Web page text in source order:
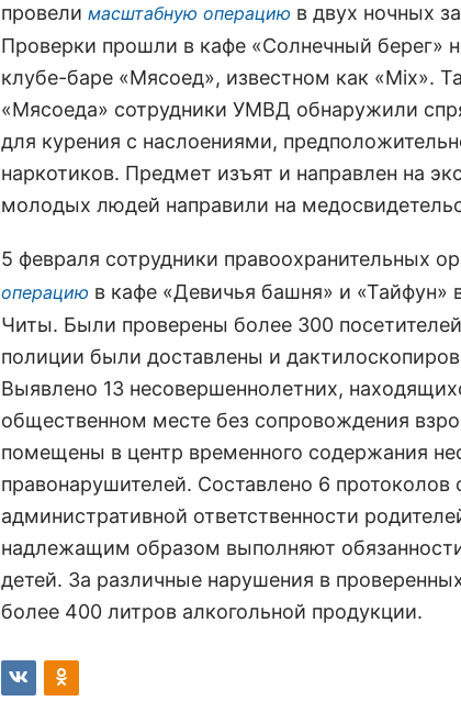
провели масштабную операцию в двух ночных
Проверки прошли в кафе «Солнечный берег»
клубе-баре «Мясоед», известном как «Mix».
«Мясоеда» сотрудники УМВД обнаружили
для курения с наслоениями,
наркотиков. Предмет изъят и направлен на
молодых людей направили на
5 февраля сотрудники правоохранительных
операцию в кафе «Девичья башня» и «Тайфун»
Читы. Были проверены более 300
полиции были доставлены и
Выявлено 13 несовершеннолетних,
общественном месте без сопровождения
помещены в центр временного содержания
правонарушителей. Составлено 6 протоколов
административной ответственности
надлежащим образом выполняют
детей. За различные нарушения в
более 400 литров алкогольной продукции.